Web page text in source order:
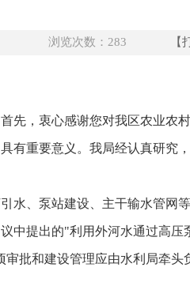
浏览次数： 283 【
先，衷心感谢您对我区农业农
有重要意义。我局经认真研究，
水、泵站建设、主干输水管网
中提出的"利用外河水通过高
批和建设管理应由水利局牵头